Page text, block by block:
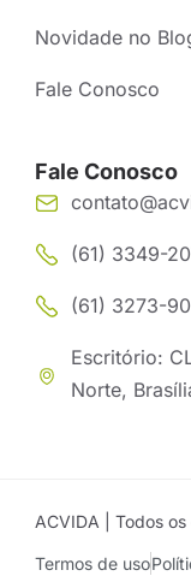
Novidade no
Fale Conosco
Fale Conosco
(61) 3349-
(61) 3273-
Escritório:
Norte,
ACVIDA | Todos
Termos de uso